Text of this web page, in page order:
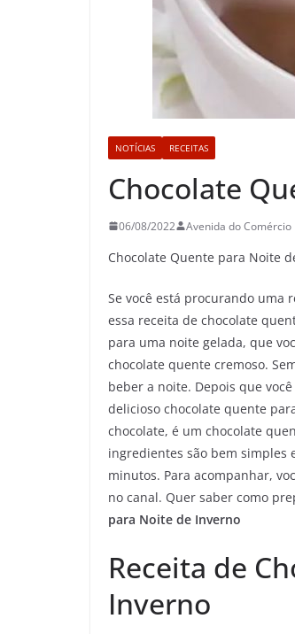
NOTÍCIAS RECEITAS
Chocolate
06/08/2022 Avenida do Comércio
Chocolate Quente para Noite
Se você está procurando uma
essa receita de chocolate
para uma noite gelada, que
chocolate quente cremoso.
beber a noite. Depois que
delicioso chocolate quente
chocolate, é um chocolate
ingredientes são bem simples
minutos. Para acompanhar,
no canal. Quer saber como
para Noite de Inverno
Receita de
Inverno